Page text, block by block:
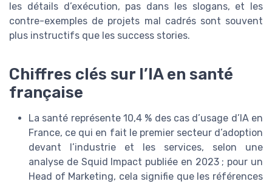
les détails d’exécution, pas dans les slogans, et les
contre-exemples de projets mal cadrés sont souvent
plus instructifs que les success stories.
Chiffres clés sur l’IA en santé
française
La santé représente 10,4 % des cas d’usage d’IA en
France, ce qui en fait le premier secteur d’adoption
devant l’industrie et les services, selon une
analyse de Squid Impact publiée en 2023 ; pour un
Head of Marketing, cela signifie que les références